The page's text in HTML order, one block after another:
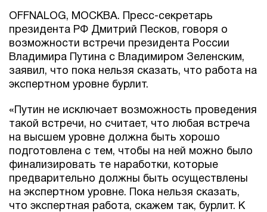
OFFNALOG, МОСКВА. Пресс-секретарь
президента РФ Дмитрий Песков, говоря о
возможности встречи президента России
Владимира Путина с Владимиром Зеленским,
заявил, что пока нельзя сказать, что работа на
экспертном уровне бурлит.
«Путин не исключает возможность проведения
такой встречи, но считает, что любая встреча
на высшем уровне должна быть хорошо
подготовлена с тем, чтобы на ней можно было
финализировать те наработки, которые
предварительно должны быть осуществлены
на экспертном уровне. Пока нельзя сказать,
что экспертная работа, скажем так, бурлит. К